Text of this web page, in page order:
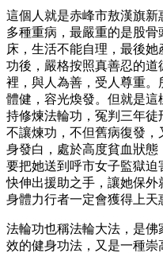
這個人就是赤峰市敖漢旗
多種重病，最嚴重的是股
床，生活不能自理，最後
功後，嚴格按照真善忍的
裡，與人為善，受人尊重
體健，容光煥發。但就是
持修煉法輪功，冤判三年
不讓煉功，不但舊病復發
身發白，處於高度貧血狀
要把她送到呼市女子監獄
快伸出援助之手，讓她保外
身體力行者一定會獲得上天
法輪功也稱法輪大法，是
效的健身功法，又是一種崇